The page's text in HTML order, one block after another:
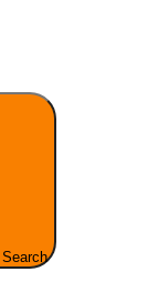
Search